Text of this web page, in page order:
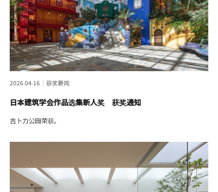
2026.04.16 获奖新闻
日本建筑学会作品选集新人奖 获奖通知
吉卜力公园荣获。